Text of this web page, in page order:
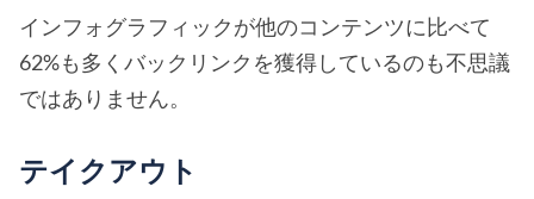
インフォグラフィックが他のコンテンツに比べて
62%も多くバックリンクを獲得しているのも不思議
ではありません。
テイクアウト